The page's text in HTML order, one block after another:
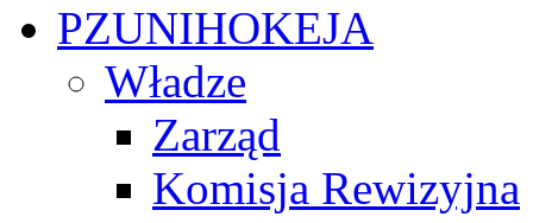
PZUNIHOKEJA
Władze
Zarząd
Komisja Rewizyjna